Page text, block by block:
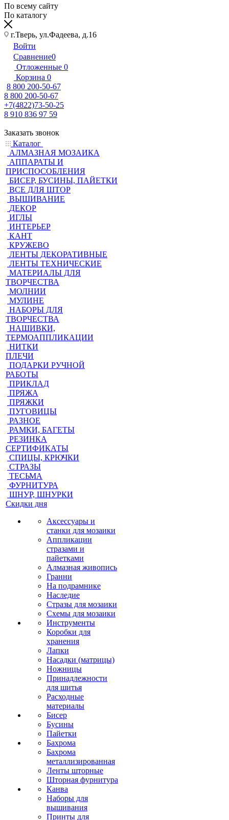
По всему сайту
По каталогу
г.Тверь, ул.Фадеева, д.16
Войти
Сравнение0
Отложенные 0
Корзина 0
8 800 200-50-67
8 800 200-50-67
+7(4822)73-50-25
8 910 836 97 59
Заказать звонок
Каталог
АЛМАЗНАЯ МОЗАИКА
АППАРАТЫ И
ПРИСПОСОБЛЕНИЯ
БИСЕР, БУСИНЫ, ПАЙЕТКИ
ВСЕ ДЛЯ ШТОР
ВЫШИВАНИЕ
ДЕКОР
ИГЛЫ
ИНТЕРЬЕР
КАНТ
КРУЖЕВО
ЛЕНТЫ ДЕКОРАТИВНЫЕ
ЛЕНТЫ ТЕХНИЧЕСКИЕ
МАТЕРИАЛЫ ДЛЯ
ТВОРЧЕСТВА
МОЛНИИ
МУЛИНЕ
НАБОРЫ ДЛЯ
ТВОРЧЕСТВА
НАШИВКИ,
ТЕРМОАППЛИКАЦИИ
НИТКИ
ПЛЕЧИ
ПОДАРКИ РУЧНОЙ
РАБОТЫ
ПРИКЛАД
ПРЯЖА
ПРЯЖКИ
ПУГОВИЦЫ
РАЗНОЕ
РАМКИ, БАГЕТЫ
РЕЗИНКА
СЕРТИФИКАТЫ
СПИЦЫ, КРЮЧКИ
СТРАЗЫ
ТЕСЬМА
ФУРНИТУРА
ШНУР, ШНУРКИ
Скидки дня
Аксессуары и
станки для мозаики
Аппликации
стразами и
пайетками
Алмазная живопись
Гранни
На подрамнике
Наследие
Стразы для мозаики
Схемы для мозаики
Инструменты
Коробки для
хранения
Лапки
Насадки (матрицы)
Ножницы
Принадлежности
для шитья
Расходные
материалы
Бисер
Бусины
Пайетки
Бахрома
Бахрома
металлизированная
Ленты шторные
Шторная фурнитура
Канва
Наборы для
вышивания
Принты для